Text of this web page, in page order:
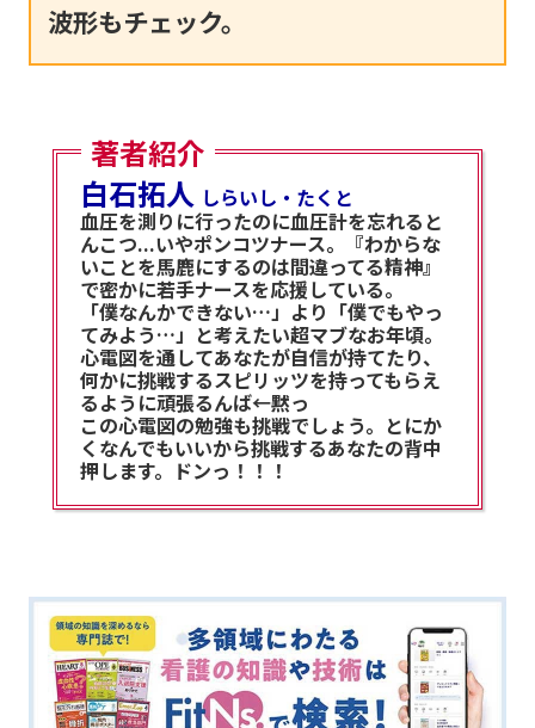
波形もチェック。
著者紹介
白石拓人 しらいし・たくと
血圧を測りに行ったのに血圧計を忘れると
んこつ...いやポンコツナース。『わからな
いことを馬鹿にするのは間違ってる精神』
で密かに若手ナースを応援している。
「僕なんかできない…」より「僕でもやっ
てみよう…」と考えたい超マブなお年頃。
心電図を通してあなたが自信が持てたり、
何かに挑戦するスピリッツを持ってもらえ
るように頑張るんば←黙っ
この心電図の勉強も挑戦でしょう。とにか
くなんでもいいから挑戦するあなたの背中
押します。ドンっ！！！